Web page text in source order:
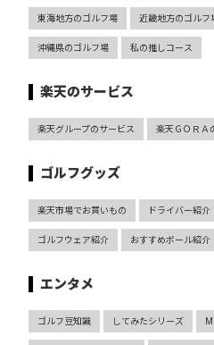
東海地方のゴルフ場 近畿地方のゴルフ
沖縄県のゴルフ場 私の推しコース
楽天のサービス
楽天グループのサービス 楽天ＧＯＲＡ
ゴルフグッズ
楽天市場でお買いもの ドライバー紹介
ゴルフウェア紹介 おすすめボール紹介
エンタメ
ゴルフ豆知識 してみたシリーズ